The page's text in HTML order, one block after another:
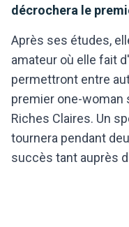
décrochera le
Après ses études,
amateur où elle fait
permettront entre
premier one-woman
Riches Claires. Un
tournera pendant
succès tant auprès